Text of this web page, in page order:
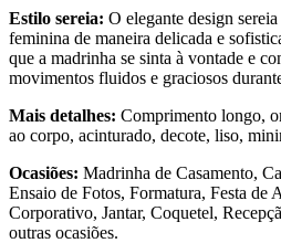
Estilo sereia: O elegante design
feminina de maneira delicada e
que a madrinha se sinta à vontade e
movimentos fluidos e graciosos
Mais detalhes: Comprimento longo,
ao corpo, acinturado, decote, liso,
Ocasiões: Madrinha de Casamento,
Ensaio de Fotos, Formatura, Festa de
Corporativo, Jantar, Coquetel,
outras ocasiões.